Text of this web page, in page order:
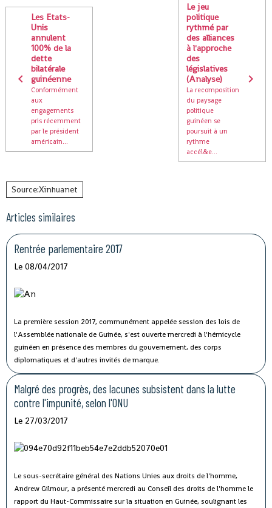
Les Etats-
Unis
annulent
100% de la
dette
bilatérale
guinéenne
Conformément
aux
engagements
pris récemment
par le président
américain...
Le jeu
politique
rythmé par
des alliances
à l'approche
des
législatives
(Analyse)
La recomposition
du paysage
politique
guinéen se
poursuit à un
rythme
accél&e...
Source:Xinhuanet
Articles similaires
Rentrée parlementaire 2017
Le 08/04/2017
La première session 2017, communément appelée session des lois de
l'Assemblée nationale de Guinée, s'est ouverte mercredi à l'hémicycle
guinéen en présence des membres du gouvernement, des corps
diplomatiques et d'autres invités de marque.
Malgré des progrès, des lacunes subsistent dans la lutte
contre l'impunité, selon l'ONU
Le 27/03/2017
Le sous-secrétaire général des Nations Unies aux droits de l'homme,
Andrew Gilmour, a présenté mercredi au Conseil des droits de l'homme le
rapport du Haut-Commissaire sur la situation en Guinée, soulignant les